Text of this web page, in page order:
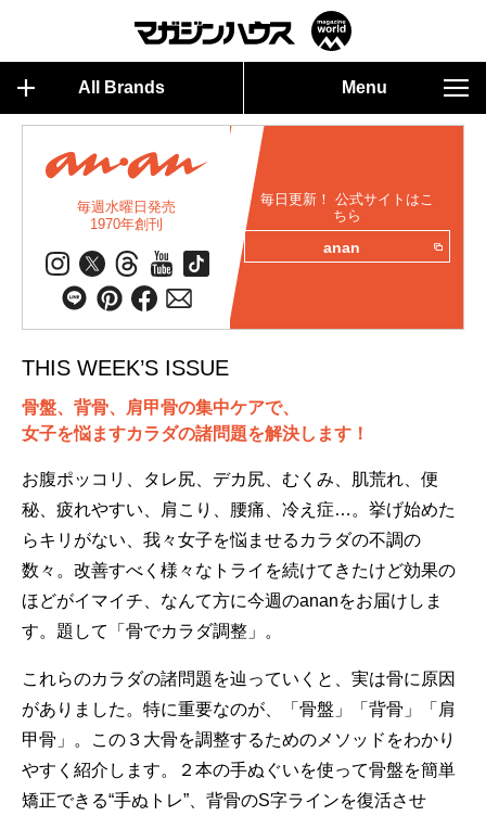
All Brands Menu
毎週水曜日発売
1970年創刊
毎日更新！ 公式サイトはこ
ちら
anan
THIS WEEK’S ISSUE
骨盤、背骨、肩甲骨の集中ケアで、
女子を悩ますカラダの諸問題を解決します！
お腹ポッコリ、タレ尻、デカ尻、むくみ、肌荒れ、便
秘、疲れやすい、肩こり、腰痛、冷え症…。挙げ始めた
らキリがない、我々女子を悩ませるカラダの不調の
数々。改善すべく様々なトライを続けてきたけど効果の
ほどがイマイチ、なんて方に今週のananをお届けしま
す。題して「骨でカラダ調整」。
これらのカラダの諸問題を辿っていくと、実は骨に原因
がありました。特に重要なのが、「骨盤」「背骨」「肩
甲骨」。この３大骨を調整するためのメソッドをわかり
やすく紹介します。２本の手ぬぐいを使って骨盤を簡単
矯正できる“手ぬトレ”、背骨のS字ラインを復活させ